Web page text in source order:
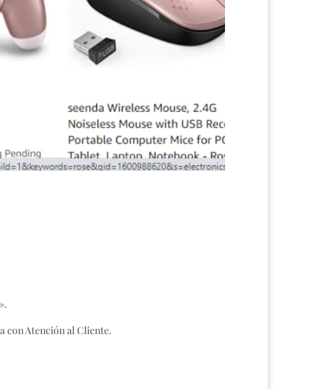
con Atención al Cliente.